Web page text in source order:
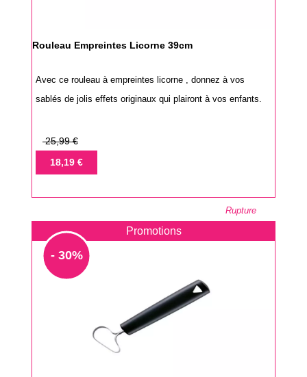
Rouleau Empreintes Licorne 39cm
Avec ce rouleau à empreintes licorne , donnez à vos
sablés de jolis effets originaux qui plairont à vos enfants.
Prix
base
25,99 €
Prix18,19 €
Rupture
Promotions
- 30%